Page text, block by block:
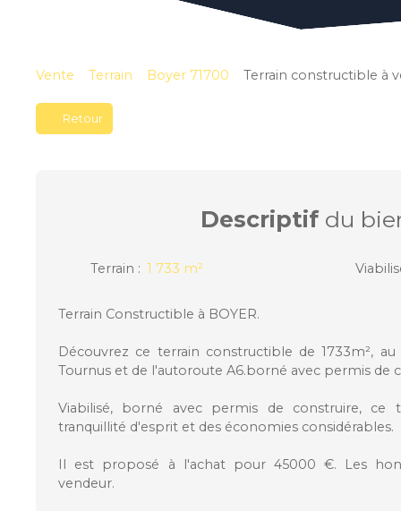
Vente Terrain Boyer 71700 Terrain constructible à
Retour
Descriptifdu
Terrain : 1 733 m²
Terrain Constructible à BOYER.
Découvrez ce terrain constructible de 1733m²,
Tournus et de l'autoroute A6.borné avec permis de
Viabilisé, borné avec permis de construire, ce
tranquillité d'esprit et des économies considérables.
Il est proposé à l'achat pour 45000 €. Les
vendeur.